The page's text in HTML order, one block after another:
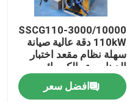
SSCG110-3000/10000
110kW دقة عالية صيانة
سهلة نظام مقعد اختبار
الدينامومتر الكهربائي
لاختبار أداء المحرك
افضل سعر